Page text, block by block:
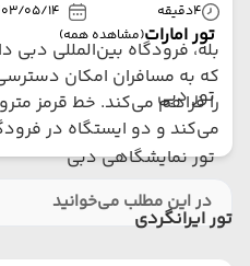
تور امارات(مشاهده همه)
تور دبی
تور نمایشگاهی دبی
تور ایرانگردی
4دقیقه 05/14
بله، فرودگاه بین‌المللی
که به مسافران امکان
را فراهم می‌کند. خط قرمز
می‌کند و دو ایستگاه در
در این مطلب می‌خوانید